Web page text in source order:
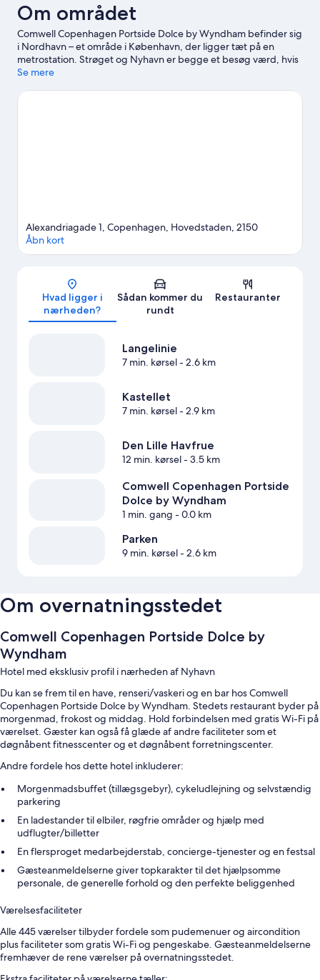
Om området
Comwell Copenhagen Portside Dolce by Wyndham befinder sig
i Nordhavn – et område i København, der ligger tæt på en
metrostation. Strøget og Nyhavn er begge et besøg værd, hvis
shopping står på agendaen. Er det derimod stedets populære
Er du klar til at male byen rød? Overvej at tage et smut forbi
Se mere
Kort
Alexandriagade 1, Copenhagen, Hovedstaden, 2150
Åbn kort
Hvad ligger i
nærheden?
Sådan kommer du
rundt
Restauranter
Langelinie
7 min. kørsel- 2.6 km
Kastellet
7 min. kørsel- 2.9 km
Den Lille Havfrue
12 min. kørsel- 3.5 km
Comwell Copenhagen Portside
Dolce by Wyndham
1 min. gang - 0.0 km
Parken
9 min. kørsel- 2.6 km
Om overnatningsstedet
Comwell Copenhagen Portside Dolce by
Wyndham
Hotel med eksklusiv profil i nærheden af Nyhavn
Du kan se frem til en have, renseri/vaskeri og en bar hos Comwell
Copenhagen Portside Dolce by Wyndham. Stedets restaurant byder på
morgenmad, frokost og middag. Hold forbindelsen med gratis Wi-Fi på
værelset. Gæster kan også få glæde af andre faciliteter som et
døgnåbent fitnesscenter og et døgnåbent forretningscenter.
Andre fordele hos dette hotel inkluderer:
Morgenmadsbuffet (tillægsgebyr), cykeludlejning og selvstændig
parkering
En ladestander til elbiler, røgfrie områder og hjælp med
udflugter/billetter
En flersproget medarbejderstab, concierge-tjenester og en festsal
Gæsteanmeldelserne giver topkarakter til det hjælpsomme
personale, de generelle forhold og den perfekte beliggenhed
Værelsesfaciliteter
Alle 445 værelser tilbyder fordele som pudemenuer og aircondition
plus faciliteter som gratis Wi-Fi og pengeskabe. Gæsteanmeldelserne
fremhæver de rene værelser på overnatningsstedet.